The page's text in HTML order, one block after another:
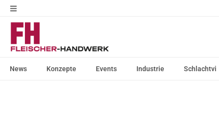
News Konzepte Events Industrie